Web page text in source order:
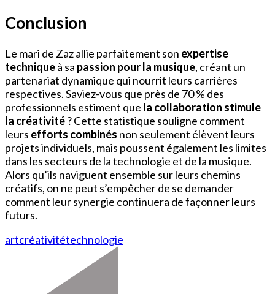
Conclusion
Le mari de Zaz allie parfaitement son expertise
techniqueà sa passion pour la musique, créant un
partenariat dynamique qui nourrit leurs carrières
respectives. Saviez-vous que près de 70 % des
professionnels estiment que la collaboration stimule
la créativité? Cette statistique souligne comment
leurs efforts combinés non seulement élèvent leurs
projets individuels, mais poussent également les limites
dans les secteurs de la technologie et de la musique.
Alors qu’ils naviguent ensemble sur leurs chemins
créatifs, on ne peut s’empêcher de se demander
comment leur synergie continuera de façonner leurs
futurs.
artcréativitétechnologie